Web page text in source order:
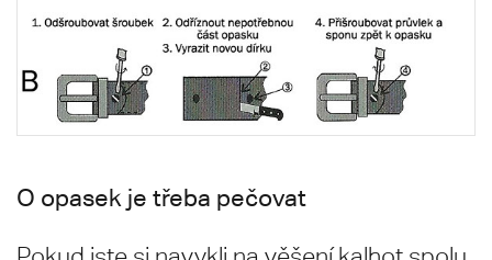
O opasek je třeba pečovat